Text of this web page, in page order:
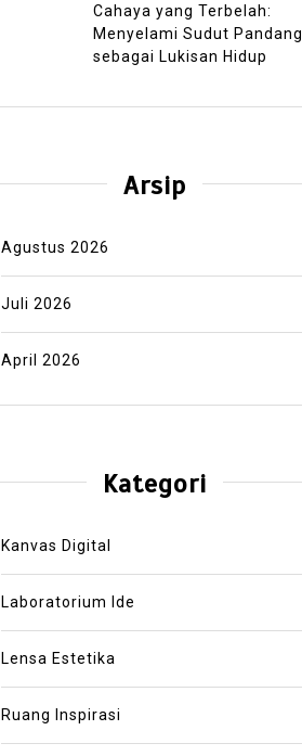
Cahaya yang Terbelah:
Menyelami Sudut Pandang
sebagai Lukisan Hidup
Arsip
Agustus 2026
Juli 2026
April 2026
Kategori
Kanvas Digital
Laboratorium Ide
Lensa Estetika
Ruang Inspirasi